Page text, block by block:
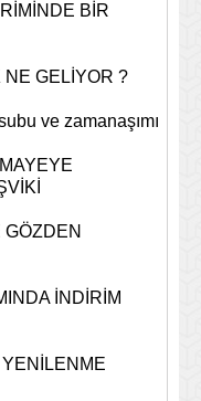
BİR
NE GELİYOR ?
ve zamanaşımı
İNDİRİM